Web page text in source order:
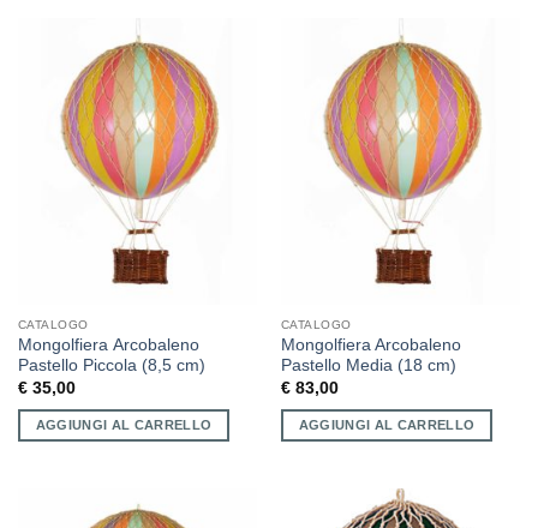
CATALOGO
Mongolfiera Arcobaleno
Pastello Piccola (8,5 cm)
€35,00
AGGIUNGI AL CARRELLO
CATALOGO
Mongolfiera Arcobaleno
Pastello Media (18 cm)
€83,00
AGGIUNGI AL CARRELLO